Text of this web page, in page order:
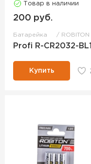
Товар в наличии
200 руб.
Батарейка ROBITON
Profi R-CR2032-BL1
Купить